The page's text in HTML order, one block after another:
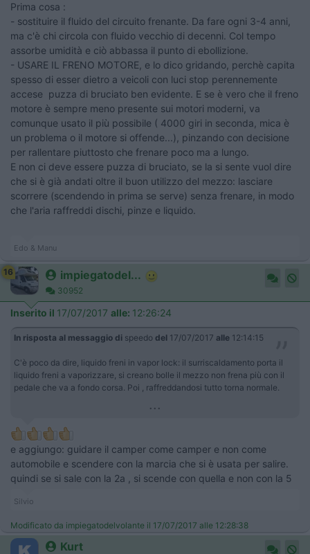
Prima cosa :
- sostituire il fluido del circuito frenante. Da fare ogni 3-4 anni,
ma c'è chi circola con fluido vecchio di decenni. Col tempo
assorbe umidità e ciò abbassa il punto di ebollizione.
- USARE IL FRENO MOTORE, e lo dico gridando, perchè capita
spesso di esser dietro a veicoli con luci stop perennemente
accese puzza di bruciato ben evidente. E se è vero che il freno
motore è sempre meno presente sui motori moderni, va
comunque usato il più possibile ( 4000 giri in seconda, mica è
un problema o il motore si offende...), pinzando con decisione
per rallentare piuttosto che frenare poco ma a lungo.
E non ci deve essere puzza di bruciato, se la si sente vuol dire
che si è già andati oltre il buon utilizzo del mezzo: lasciare
scorrere (scendendo in prima se serve) senza frenare, in modo
che l'aria raffreddi dischi, pinze e liquido.
Edo & Manu
16 impiegatodel...
30952
Inserito il 17/07/2017 alle: 12:26:24
In risposta al messaggio di speedo del 17/07/2017 alle 12:14:15
C'è poco da dire, liquido freni in vapor lock: il surriscaldamento porta il
liquido freni a vaporizzare, si creano bolle il mezzo non frena più con il
pedale che va a fondo corsa. Poi , raffreddandosi tutto torna normale.
...
e aggiungo: guidare il camper come camper e non come
automobile e scendere con la marcia che si è usata per salire.
quindi se si sale con la 2a , si scende con quella e non con la 5
Silvio
Modificato da impiegatodelvolante il 17/07/2017 alle 12:28:38
Kurt